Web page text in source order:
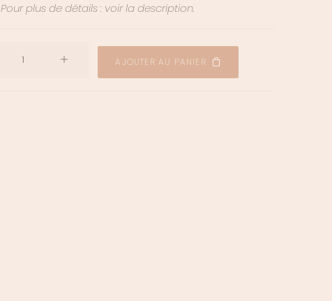
Pour plus de détails : voir la description.
AJOUTER AU PANIER